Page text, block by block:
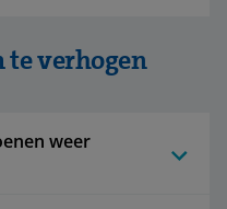
te verhogen
weer